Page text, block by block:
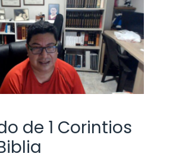
de 1 Corintios